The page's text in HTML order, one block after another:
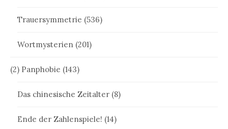
Trauersymmetrie (536)
Wortmysterien (201)
(2) Panphobie (143)
Das chinesische Zeitalter (8)
Ende der Zahlenspiele! (14)